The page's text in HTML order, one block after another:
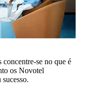
concentre-se no que é
os Novotel